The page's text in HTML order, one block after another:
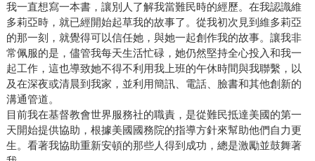
我一直想寫一本書，讓別人了解我當難民時的經歷。在我認識維
多莉亞時，就已經開始起草我的故事了。從我初次見到維多莉亞
的那一刻，就覺得可以信任她，與她一起創作我的故事。讓我非
常佩服的是，儘管我每天生活忙碌，她仍然堅持全心投入和我一
起工作，這也導致她不得不利用我上班的午休時間與我聯繫，以
及在深夜或清晨到我家，並利用簡訊、電話、臉書和其他創新的
溝通管道。
目前我在基督教會世界服務社的職責，是從難民抵達美國的第一
天開始提供協助，根據美國國務院的指導方針來幫助他們自力更
生。看著我協助重新安頓的那些人得到成功，總是激勵並鼓舞著